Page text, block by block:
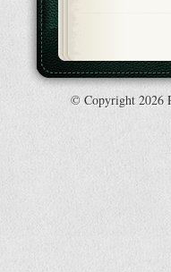
© Copyright 2026